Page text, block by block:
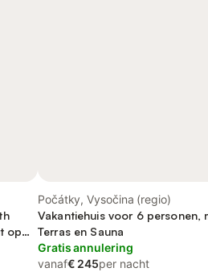
op
Počátky, Vysočina (regio)
Vakantiehuis voor 6 personen,
Terras en Sauna
Gratis annulering
vanaf€ 245per nacht